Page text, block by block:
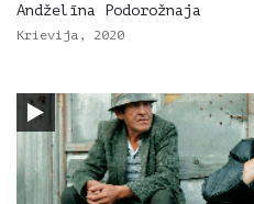
Andželīna Podorožnaja
Krievija, 2020